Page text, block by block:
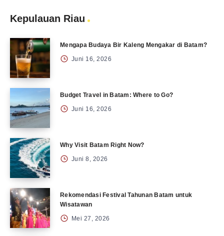
Kepulauan Riau
Mengapa Budaya Bir Kaleng Mengakar di Batam?
Juni 16, 2026
Budget Travel in Batam: Where to Go?
Juni 16, 2026
Why Visit Batam Right Now?
Juni 8, 2026
Rekomendasi Festival Tahunan Batam untuk
Wisatawan
Mei 27, 2026